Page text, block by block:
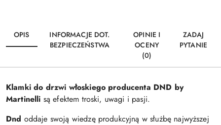
OPIS
INFORMACJE DOT.
BEZPIECZEŃSTWA
OPINIE I
OCENY
(0)
ZADAJ
PYTANIE
Klamki do drzwi włoskiego producenta DND by
Martinelli są efektem troski, uwagi i pasji.
Dnd oddaje swoją wiedzę produkcyjną w służbę najwyższej